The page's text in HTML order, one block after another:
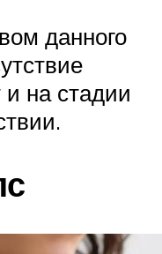
данного
на стадии